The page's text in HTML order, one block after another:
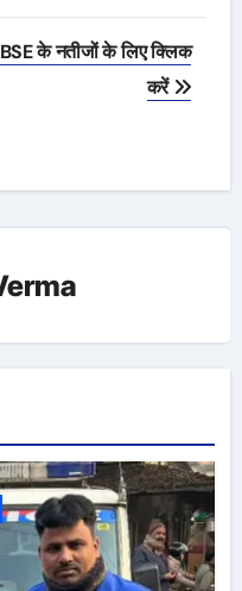
के नतीजों के लिए क्लिक
करें